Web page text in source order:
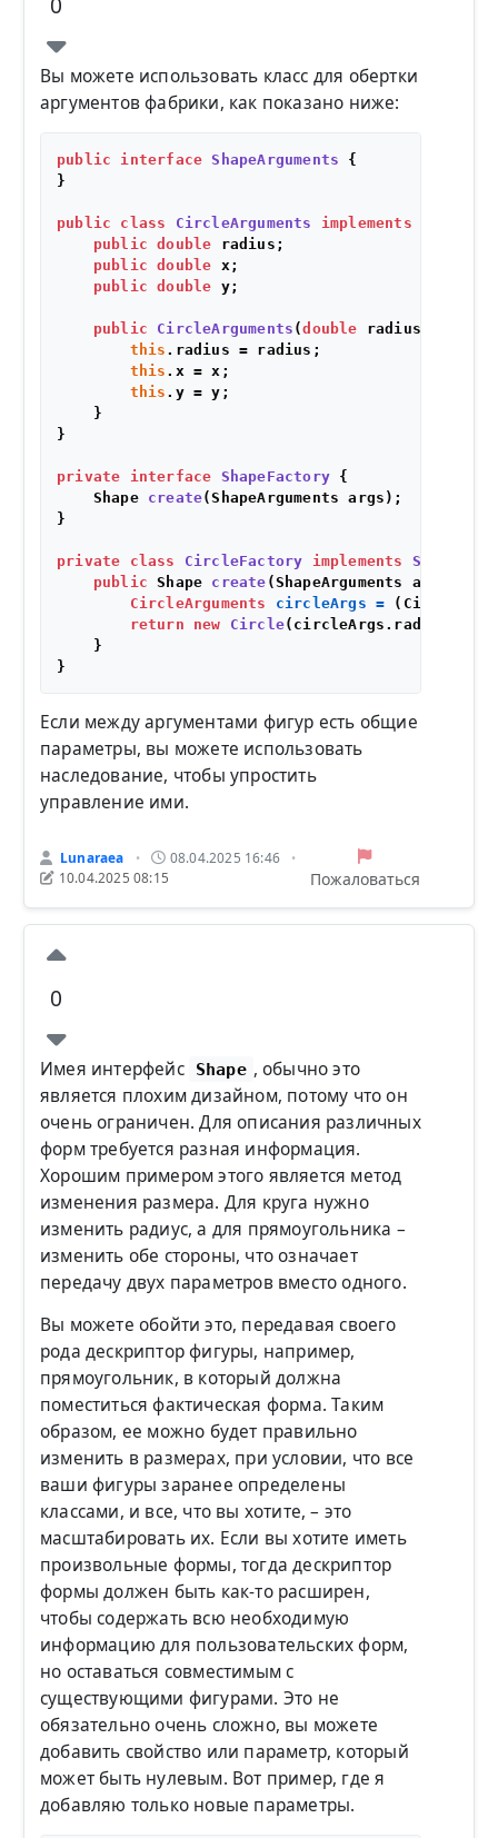
Вы можете использовать класс для обертки
аргументов фабрики, как показано ниже:
public interface ShapeArguments {
}
public class CircleArguments implements
public
double radius;
public
double x;
public
double y;
public CircleArguments (double radius,
this .radius = radius;
this .x = x;
this .y = y;
    }
}
private interface ShapeFactory {
    Shape
create(ShapeArguments args) ;
}
private class CircleFactory implements
public Shape create (ShapeArguments args)
CircleArguments
circleArgs =
return
new Circle(circleArgs.radius,
    }
Если между аргументами фигур есть общие
параметры, вы можете использовать
наследование, чтобы упростить
управление ими.
Lunaraea • 08.04.2025 16:46 •
10.04.2025 08:15 Пожаловаться
0
Имея интерфейс Shape , обычно это
является плохим дизайном, потому что он
очень ограничен. Для описания различных
форм требуется разная информация.
Хорошим примером этого является метод
изменения размера. Для круга нужно
изменить радиус, а для прямоугольника –
изменить обе стороны, что означает
передачу двух параметров вместо одного.
Вы можете обойти это, передавая своего
рода дескриптор фигуры, например,
прямоугольник, в который должна
поместиться фактическая форма. Таким
образом, ее можно будет правильно
изменить в размерах, при условии, что все
ваши фигуры заранее определены
классами, и все, что вы хотите, – это
масштабировать их. Если вы хотите иметь
произвольные формы, тогда дескриптор
формы должен быть как-то расширен,
чтобы содержать всю необходимую
информацию для пользовательских форм,
но оставаться совместимым с
существующими фигурами. Это не
обязательно очень сложно, вы можете
добавить свойство или параметр, который
может быть нулевым. Вот пример, где я
добавляю только новые параметры.